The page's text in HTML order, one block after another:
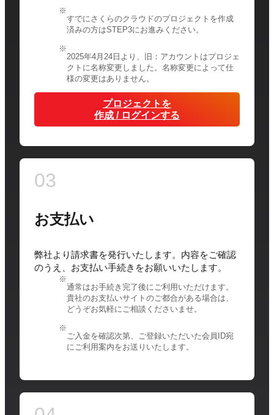
すでにさくらのクラウドのプロジェクトを作成
済みの方はSTEP3にお進みください。
2025年4月24日より、旧：アカウントはプロジェ
クトに名称変更しました。名称変更によって仕
様の変更はありません。
プロジェクトを
作成 / ログインする
03
お支払い
弊社より請求書を発行いたします。内容をご確認
のうえ、お支払い手続きをお願いいたします。
通常はお手続き完了後にご利用いただけます。
貴社のお支払いサイトのご都合がある場合は、
どうぞお気軽にご相談くださいませ。
ご入金を確認次第、ご登録いただいた会員ID宛
にご利用案内をお送りいたします。